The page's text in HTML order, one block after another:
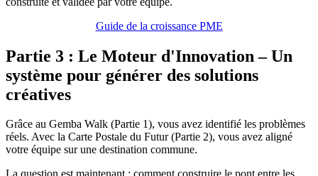
Guide de la croissance PME
Partie 3 : Le Moteur d'Innovation – Un
système pour générer des solutions
créatives
Grâce au Gemba Walk (Partie 1), vous avez identifié les problèmes
réels. Avec la Carte Postale du Futur (Partie 2), vous avez aligné
votre équipe sur une destination commune.